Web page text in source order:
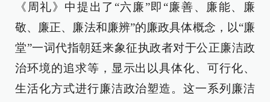
《周礼》中提出了“六廉”即“廉善、廉能、廉
敬、廉正、廉法和廉辨”的廉政具体概念，以“廉
堂”一词代指朝廷来象征执政者对于公正廉洁政
治环境的追求等，显示出以具体化、可行化、
生活化方式进行廉洁政治塑造。这一系列廉洁